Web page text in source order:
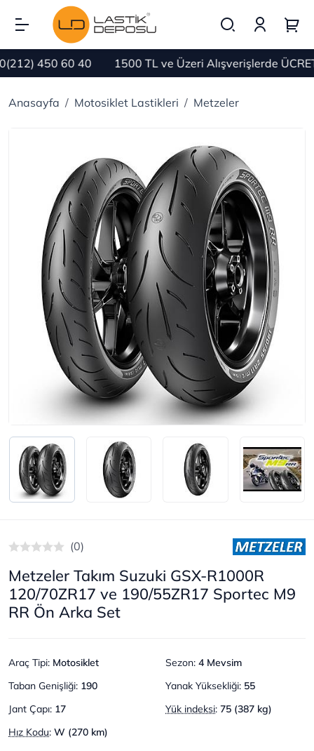
450 60 40 1500 TL ve Üzeri Alışverişlerde
Anasayfa Motosiklet Lastikleri Metzeler
(0)
Metzeler Takım Suzuki GSX-R1000R
120/70ZR17 ve 190/55ZR17 Sportec M9
RR Ön Arka Set
Araç Tipi: Motosiklet Sezon: 4 Mevsim
Taban Genişliği: 190 Yanak Yüksekliği: 55
Jant Çapı: 17 Yük indeksi: 75 (387 kg)
Hız Kodu: W (270 km)